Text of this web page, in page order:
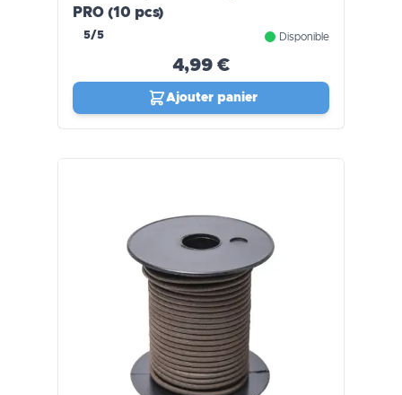
PRO (10 pcs)
5/5 Disponible
4,99 €
Ajouter panier